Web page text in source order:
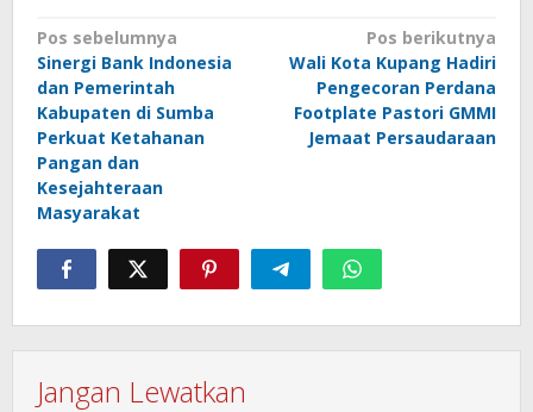
Navigasi
pos
Pos sebelumnya
Sinergi Bank Indonesia
dan Pemerintah
Kabupaten di Sumba
Perkuat Ketahanan
Pangan dan
Kesejahteraan
Masyarakat
Pos berikutnya
Wali Kota Kupang Hadiri
Pengecoran Perdana
Footplate Pastori GMMI
Jemaat Persaudaraan
Jangan Lewatkan